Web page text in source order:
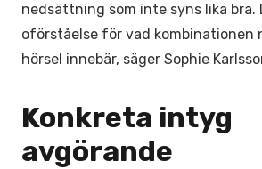
nedsättning som inte syns lika bra.
oförståelse för vad kombinationen
hörsel innebär, säger Sophie
Konkreta intyg
avgörande